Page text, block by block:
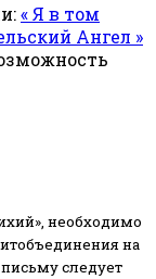
« Я в том
Ангел »
необходимо
на
следует